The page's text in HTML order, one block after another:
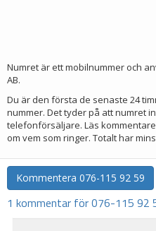
Numret är ett mobilnummer och
AB.
Du är den första de senaste 24
nummer. Det tyder på att numret
telefonförsäljare. Läs
om vem som ringer. Totalt har
Kommentera 076-115 92 59
1 kommentar för 076-115 92